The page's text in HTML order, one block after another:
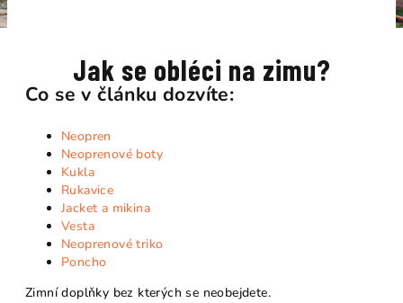
Jak se obléci na zimu?
Co se v článku dozvíte:
Neopren
Neoprenové boty
Kukla
Rukavice
Jacket a mikina
Vesta
Neoprenové triko
Poncho
Zimní doplňky bez kterých se neobejdete.